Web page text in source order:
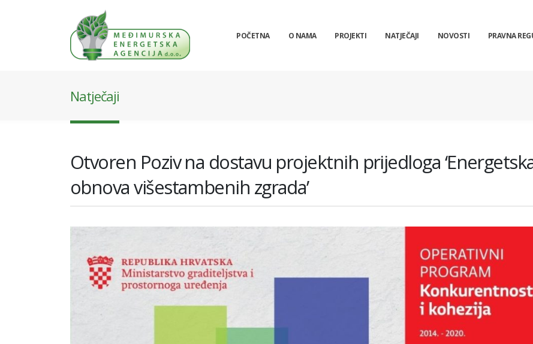
POČETNA O NAMA PROJEKTI NATJEČAJI NOVOSTI PRAVNA
Natječaji
Otvoren Poziv na dostavu projektnih prijedloga
obnova višestambenih zgrada’